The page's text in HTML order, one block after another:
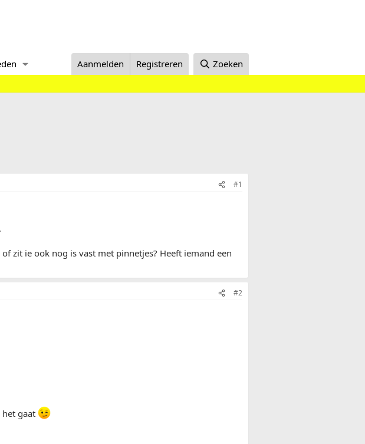
Aanmelden Registreren Zoeken
#1
zit ie ook nog is vast met pinnetjes? Heeft iemand een
#2
gaat